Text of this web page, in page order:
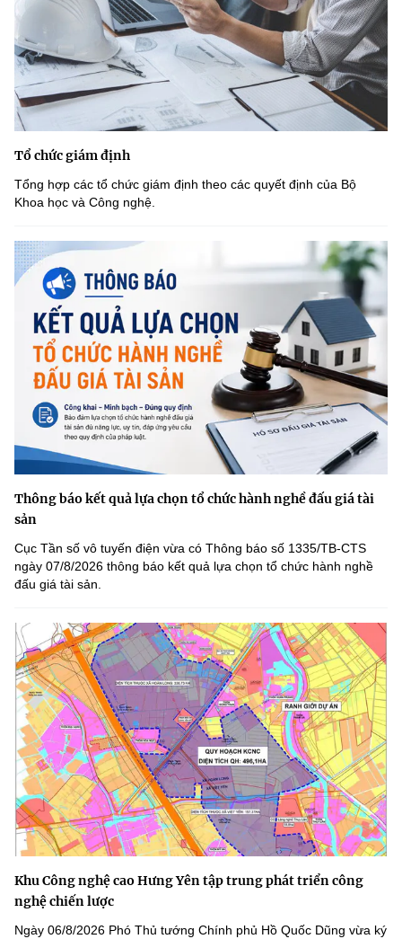
Tổ chức giám định
Tổng hợp các tổ chức giám định theo các quyết định của Bộ
Khoa học và Công nghệ.
Thông báo kết quả lựa chọn tổ chức hành nghề đấu giá tài
sản
Cục Tần số vô tuyến điện vừa có Thông báo số 1335/TB-CTS
ngày 07/8/2026 thông báo kết quả lựa chọn tổ chức hành nghề
đấu giá tài sản.
Khu Công nghệ cao Hưng Yên tập trung phát triển công
nghệ chiến lược
Ngày 06/8/2026 Phó Thủ tướng Chính phủ Hồ Quốc Dũng vừa ký